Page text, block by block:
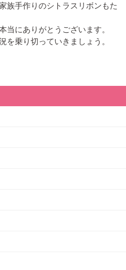
族手作りのシトラスリボンもた
当にありがとうございます。
を乗り切っていきましょう。